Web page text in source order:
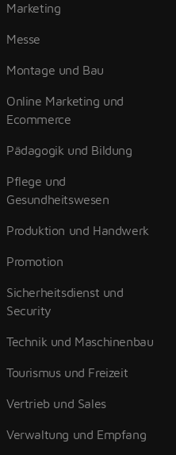
Marketing
Messe
Montage und Bau
Online Marketing und
Ecommerce
Pädagogik und Bildung
Pflege und
Gesundheitswesen
Produktion und Handwerk
Promotion
Sicherheitsdienst und
Security
Technik und Maschinenbau
Tourismus und Freizeit
Vertrieb und Sales
Verwaltung und Empfang